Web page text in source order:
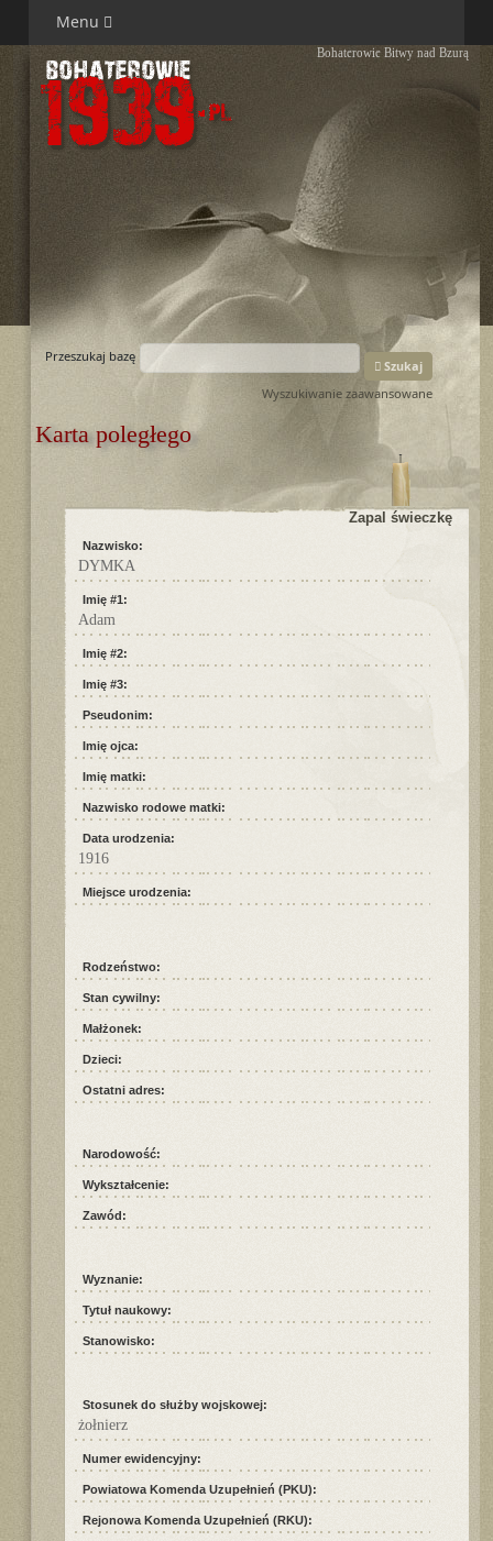
Menu
Bohaterowie Bitwy nad Bzurą
Przeszukaj bazę
Szukaj
Wyszukiwanie zaawansowane
Karta poległego
Zapal świeczkę
Nazwisko:
DYMKA
Imię #1:
Adam
Imię #2:
Imię #3:
Pseudonim:
Imię ojca:
Imię matki:
Nazwisko rodowe matki:
Data urodzenia:
1916
Miejsce urodzenia:
Rodzeństwo:
Stan cywilny:
Małżonek:
Dzieci:
Ostatni adres:
Narodowość:
Wykształcenie:
Zawód:
Wyznanie:
Tytuł naukowy:
Stanowisko:
Stosunek do służby wojskowej:
żołnierz
Numer ewidencyjny:
Powiatowa Komenda Uzupełnień (PKU):
Rejonowa Komenda Uzupełnień (RKU):